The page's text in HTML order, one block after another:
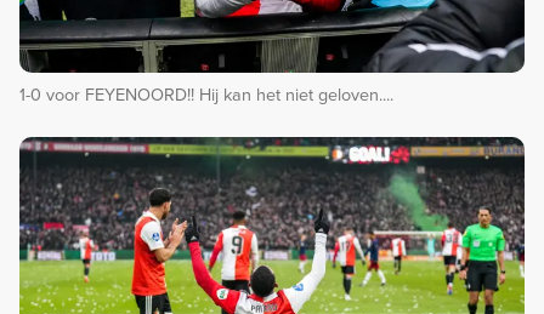
1-0 voor FEYENOORD!! Hij kan het niet geloven....